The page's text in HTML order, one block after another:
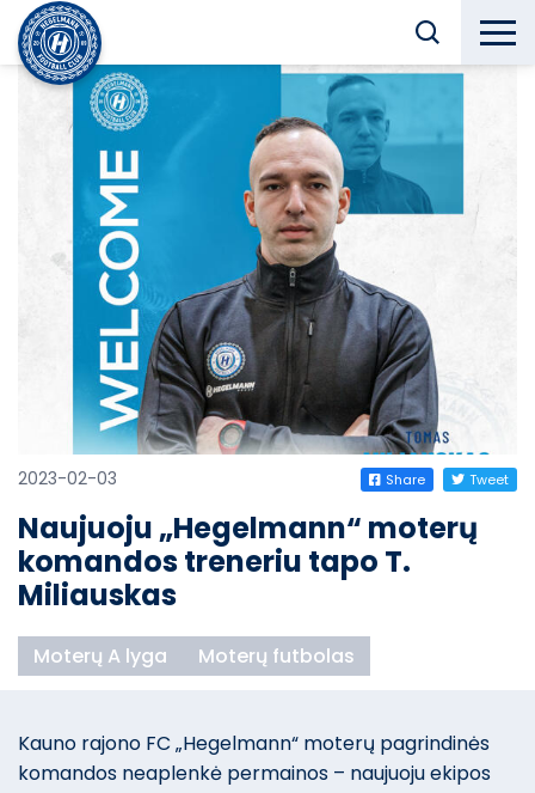
2023-02-03 Share Tweet
Naujuoju „Hegelmann“ moterų
komandos treneriu tapo T.
Miliauskas
Moterų A lyga Moterų futbolas
Kauno rajono FC „Hegelmann“ moterų pagrindinės
komandos neaplenkė permainos – naujuoju ekipos